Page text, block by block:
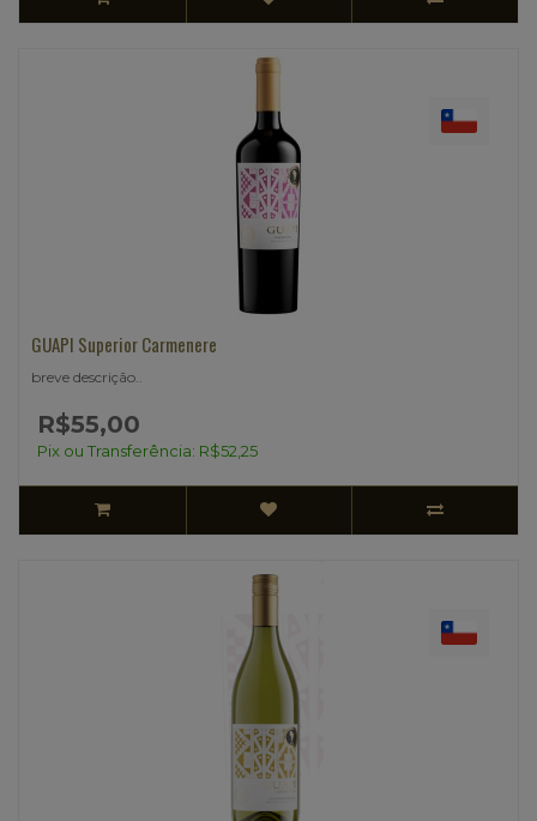
GUAPI Superior Carmenere
breve descrição..
R$55,00
Pix ou Transferência: R$52,25